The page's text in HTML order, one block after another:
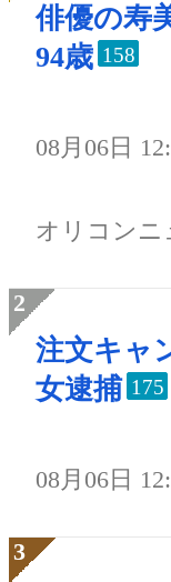
俳優の寿
94歳 158
08月06日
オリコンニ
注文キャ
女逮捕 175
08月06日